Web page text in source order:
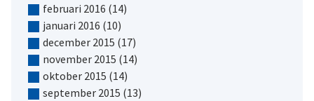
februari 2016 (14)
januari 2016 (10)
december 2015 (17)
november 2015 (14)
oktober 2015 (14)
september 2015 (13)